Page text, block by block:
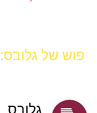
פוש של גלובס:
גלובס